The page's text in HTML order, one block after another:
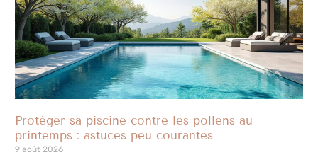
Protéger sa piscine contre les pollens au
printemps : astuces peu courantes
9 août 2026